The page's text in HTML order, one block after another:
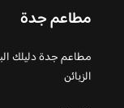
مطاعم جدة
مطاعم جدة دليلك
الزبائن